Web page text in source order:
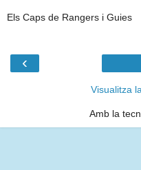
Els Caps de Rangers i Guies
‹
Visualitza
Amb la